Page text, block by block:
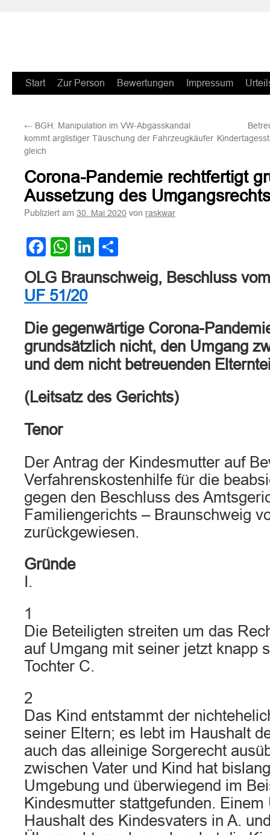
Zum
springen
Start Zur Person Bewertungen Impressum
← BGH: Manipulation im VW-Abgasskandal
kommt arglistiger Täuschung der Fahrzeugkäufer
gleich
Corona-Pandemie rechtfertigt
Aussetzung des Umgangsrechts
Publiziert am 30. Mai 2020 von raskwar
Facebook
WhatsApp
LinkedIn
OLG Braunschweig, Beschluss
UF 51/20
Die gegenwärtige Corona-
grundsätzlich nicht, den Umgang
und dem nicht betreuenden
(Leitsatz des Gerichts)
Tenor
Der Antrag der Kindesmutter auf
Verfahrenskostenhilfe für die
gegen den Beschluss des
Familiengerichts – Braunschweig
zurückgewiesen.
Gründe
I.
1
Die Beteiligten streiten um das
auf Umgang mit seiner jetzt knapp
Tochter C.
2
Das Kind entstammt der
seiner Eltern; es lebt im Haushalt
auch das alleinige Sorgerecht
zwischen Vater und Kind hat
Umgebung und überwiegend im
Kindesmutter stattgefunden.
Haushalt des Kindesvaters in A.